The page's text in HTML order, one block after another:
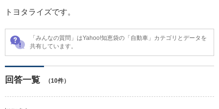
トヨタライズです。
「みんなの質問」はYahoo!知恵袋の「自動車」カテゴリとデータを
共有しています。
回答一覧 （10件）